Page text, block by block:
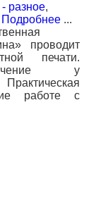
разное,
Подробнее ...
проводит
печати.
у
работе с